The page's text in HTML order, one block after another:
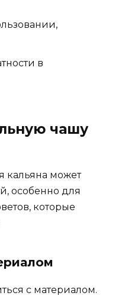
в
чашу
кальяна может
особенно для
которые
с материалом.